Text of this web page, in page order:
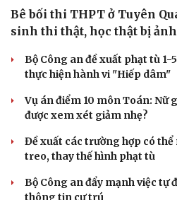
Bền bỉ nối những nhịp cầu
Quy tập hài cốt liệt sĩ trong
Khẩn trương tìm kiếm người
TƯ VẤN LUẬT
Bê bối thi THPT ở Tuyên
sinh thi thật, học thật bị